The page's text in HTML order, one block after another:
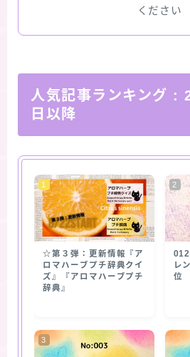
ください
人気記事ランキング :
日以降
☆第３弾：更新情報『ア
ロマハーブプチ辞典クイ
ズ』『アロマハーブプチ
辞典』
レ
位